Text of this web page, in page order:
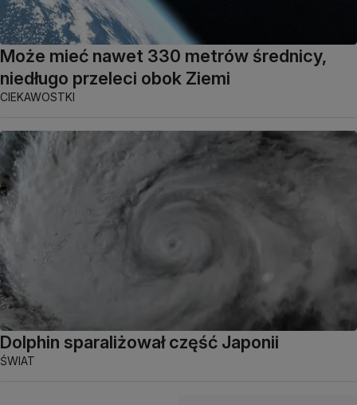
Może mieć nawet 330 metrów średnicy,
niedługo przeleci obok Ziemi
CIEKAWOSTKI
Dolphin sparaliżował część Japonii
ŚWIAT